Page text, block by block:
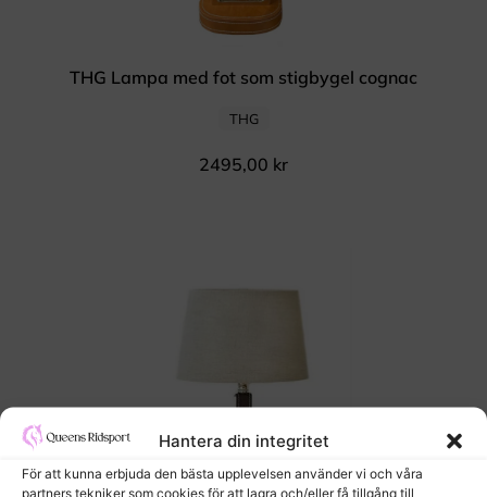
Hantera din integritet
För att kunna erbjuda den bästa upplevelsen använder vi och våra
partners tekniker som cookies för att lagra och/eller få tillgång till
THG Lampa med fot som stigbygel cognac
THG
2495,00 kr